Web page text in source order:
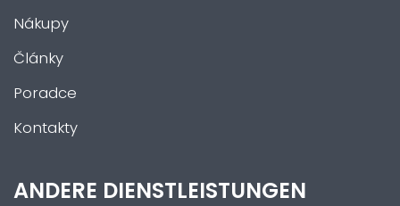
Nákupy
Články
Poradce
Kontakty
ANDERE DIENSTLEISTUNGEN